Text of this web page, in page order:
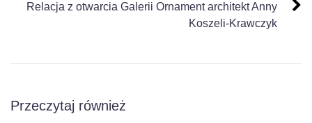
Relacja z otwarcia Galerii Ornament architekt Anny
Koszeli-Krawczyk
Przeczytaj również